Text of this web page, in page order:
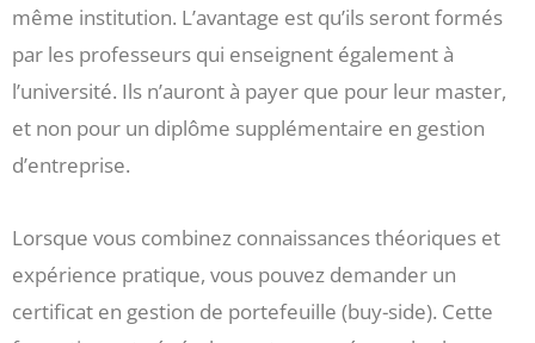
même institution. L’avantage est qu’ils seront formés
par les professeurs qui enseignent également à
l’université. Ils n’auront à payer que pour leur master,
et non pour un diplôme supplémentaire en gestion
d’entreprise.
Lorsque vous combinez connaissances théoriques et
expérience pratique, vous pouvez demander un
certificat en gestion de portefeuille (buy-side). Cette